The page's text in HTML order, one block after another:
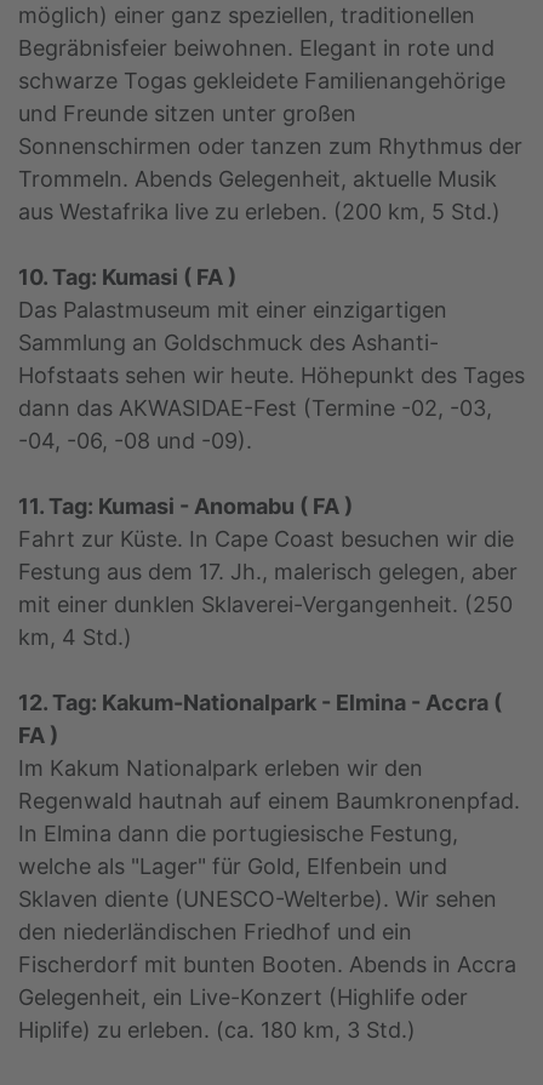
möglich) einer ganz speziellen, traditionellen
Begräbnisfeier beiwohnen. Elegant in rote und
schwarze Togas gekleidete Familienangehörige
und Freunde sitzen unter großen
Sonnenschirmen oder tanzen zum Rhythmus der
Trommeln. Abends Gelegenheit, aktuelle Musik
aus Westafrika live zu erleben. (200 km, 5 Std.)
10. Tag: Kumasi ( FA )
Das Palastmuseum mit einer einzigartigen
Sammlung an Goldschmuck des Ashanti-
Hofstaats sehen wir heute. Höhepunkt des Tages
dann das AKWASIDAE-Fest (Termine -02, -03,
-04, -06, -08 und -09).
11. Tag: Kumasi - Anomabu ( FA )
Fahrt zur Küste. In Cape Coast besuchen wir die
Festung aus dem 17. Jh., malerisch gelegen, aber
mit einer dunklen Sklaverei-Vergangenheit. (250
km, 4 Std.)
12. Tag: Kakum-Nationalpark - Elmina - Accra (
FA )
Im Kakum Nationalpark erleben wir den
Regenwald hautnah auf einem Baumkronenpfad.
In Elmina dann die portugiesische Festung,
welche als "Lager" für Gold, Elfenbein und
Sklaven diente (UNESCO-Welterbe). Wir sehen
den niederländischen Friedhof und ein
Fischerdorf mit bunten Booten. Abends in Accra
Gelegenheit, ein Live-Konzert (Highlife oder
Hiplife) zu erleben. (ca. 180 km, 3 Std.)